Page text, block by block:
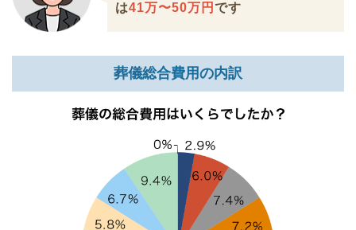
は41万〜50万円 です
葬儀総合費用の内訳